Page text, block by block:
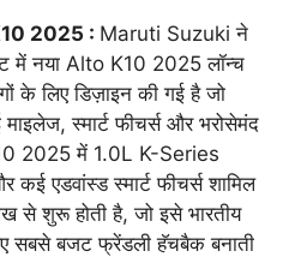
2025 : Maruti Suzuki ने
में नया Alto K10 2025 लॉन्च
के लिए डिज़ाइन की गई है जो
स्मार्ट फीचर्स और भरोसेमंद
2025 में 1.0L K-Series
एडवांस्ड स्मार्ट फीचर्स शामिल
से शुरू होती है, जो इसे भारतीय
सबसे बजट फ्रेंडली हॅचबैक बनाती